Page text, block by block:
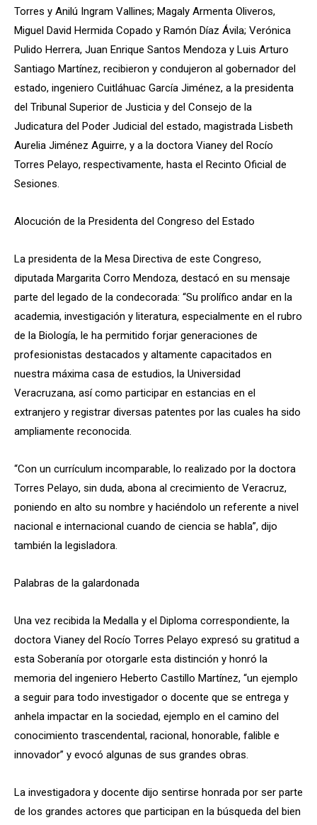
Torres y Anilú Ingram Vallines; Magaly Armenta Oliveros,
Miguel David Hermida Copado y Ramón Díaz Ávila; Verónica
Pulido Herrera, Juan Enrique Santos Mendoza y Luis Arturo
Santiago Martínez, recibieron y condujeron al gobernador del
estado, ingeniero Cuitláhuac García Jiménez, a la presidenta
del Tribunal Superior de Justicia y del Consejo de la
Judicatura del Poder Judicial del estado, magistrada Lisbeth
Aurelia Jiménez Aguirre, y a la doctora Vianey del Rocío
Torres Pelayo, respectivamente, hasta el Recinto Oficial de
Sesiones.
Alocución de la Presidenta del Congreso del Estado
La presidenta de la Mesa Directiva de este Congreso,
diputada Margarita Corro Mendoza, destacó en su mensaje
parte del legado de la condecorada: “Su prolífico andar en la
academia, investigación y literatura, especialmente en el rubro
de la Biología, le ha permitido forjar generaciones de
profesionistas destacados y altamente capacitados en
nuestra máxima casa de estudios, la Universidad
Veracruzana, así como participar en estancias en el
extranjero y registrar diversas patentes por las cuales ha sido
ampliamente reconocida.
“Con un currículum incomparable, lo realizado por la doctora
Torres Pelayo, sin duda, abona al crecimiento de Veracruz,
poniendo en alto su nombre y haciéndolo un referente a nivel
nacional e internacional cuando de ciencia se habla”, dijo
también la legisladora.
Palabras de la galardonada
Una vez recibida la Medalla y el Diploma correspondiente, la
doctora Vianey del Rocío Torres Pelayo expresó su gratitud a
esta Soberanía por otorgarle esta distinción y honró la
memoria del ingeniero Heberto Castillo Martínez, “un ejemplo
a seguir para todo investigador o docente que se entrega y
anhela impactar en la sociedad, ejemplo en el camino del
conocimiento trascendental, racional, honorable, falible e
innovador” y evocó algunas de sus grandes obras.
La investigadora y docente dijo sentirse honrada por ser parte
de los grandes actores que participan en la búsqueda del bien